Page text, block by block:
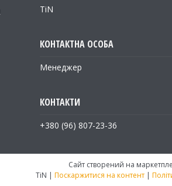
TiN
Менеджер
+380 (96) 807-23-36
Сайт створений на
TiN | Поскаржитися на контент |